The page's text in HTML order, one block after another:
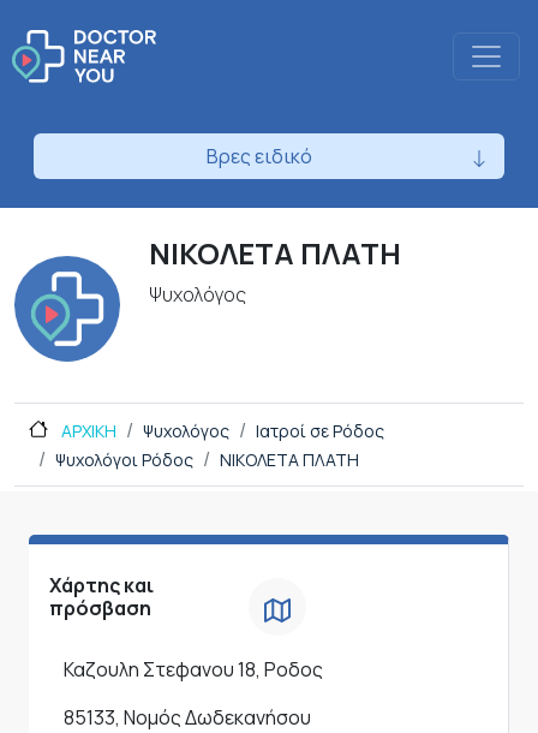
Βρες ειδικό
ΝΙΚΟΛΕΤΑ ΠΛΑΤΗ
Ψυχολόγος
ΑΡΧΙΚΗ Ψυχολόγος
Ιατροί σε Ρόδος
Ψυχολόγοι Ρόδος
ΝΙΚΟΛΕΤΑ ΠΛΑΤΗ
Χάρτης και
πρόσβαση
Καζουλη Στεφανου 18, Ροδος
85133, Νομός Δωδεκανήσου